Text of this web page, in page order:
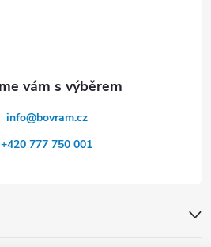
info@bovram.cz
+420 777 750 001